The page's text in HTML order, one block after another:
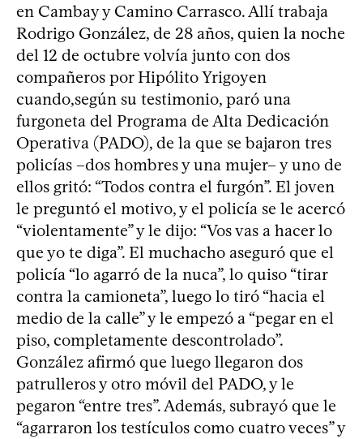
en Cambay y Camino Carrasco. Allí trabaja
Rodrigo González, de 28 años, quien la noche
del 12 de octubre volvía junto con dos
compañeros por Hipólito Yrigoyen
cuando,según su testimonio, paró una
furgoneta del Programa de Alta Dedicación
Operativa (PADO), de la que se bajaron tres
policías –dos hombres y una mujer– y uno de
ellos gritó: “Todos contra el furgón”. El joven
le preguntó el motivo, y el policía se le acercó
“violentamente” y le dijo: “Vos vas a hacer lo
que yo te diga”. El muchacho aseguró que el
policía “lo agarró de la nuca”, lo quiso “tirar
contra la camioneta”, luego lo tiró “hacia el
medio de la calle” y le empezó a “pegar en el
piso, completamente descontrolado”.
González afirmó que luego llegaron dos
patrulleros y otro móvil del PADO, y le
pegaron “entre tres”. Además, subrayó que le
“agarraron los testículos como cuatro veces” y